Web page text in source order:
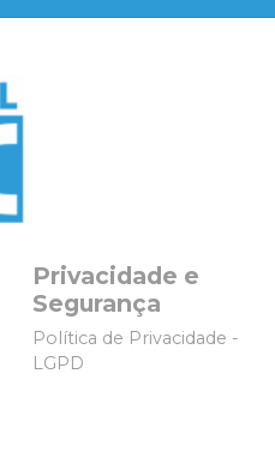
Privacidade e
Segurança
Política de Privacidade -
LGPD